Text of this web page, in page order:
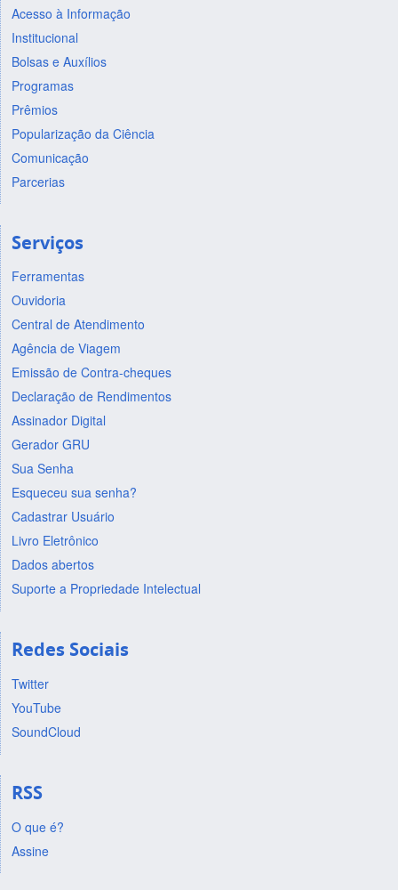
Acesso à Informação
Institucional
Bolsas e Auxílios
Programas
Prêmios
Popularização da Ciência
Comunicação
Parcerias
Serviços
Ferramentas
Ouvidoria
Central de Atendimento
Agência de Viagem
Emissão de Contra-cheques
Declaração de Rendimentos
Assinador Digital
Gerador GRU
Sua Senha
Esqueceu sua senha?
Cadastrar Usuário
Livro Eletrônico
Dados abertos
Suporte a Propriedade Intelectual
Redes Sociais
Twitter
YouTube
SoundCloud
RSS
O que é?
Assine